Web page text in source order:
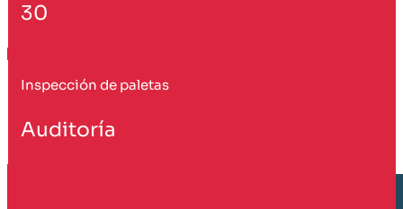
30
Inspección de paletas
Auditoría